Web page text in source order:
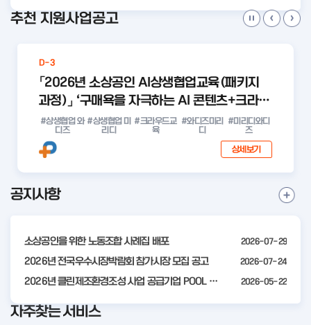
추천 지원사업공고
D-3
「2026년 소상공인 AI상생협업교육(패키지
과정)」 ‘구매욕을 자극하는 AI 콘텐츠+크라우
드 펀딩 실전 with 미리디&와디즈’ 참여 소상
공인 모집 공고
#상생협업 와
디즈
#상생협업 미
리디
#크라우드교
육
#와디즈미리
디
#미리디와디
즈
상세보기
I
4
공지사항
소상공인을 위한 노동조합 사례집 배포 2026-07-29
2026년 전국우수시장박람회 참가시장 모집 공고 2026-07-24
2026년 클린제조환경조성 사업 공급기업 POOL 안내 2026-05-22
공
항
보
기
자주찾는 서비스